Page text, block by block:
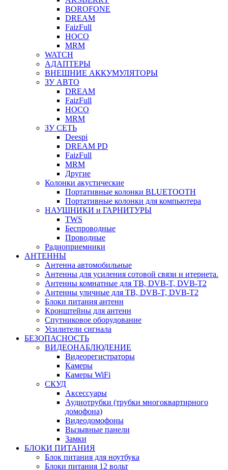
BOROFONE
DREAM
FaizFull
HOCO
MRM
WATCH
АДАПТЕРЫ
ВНЕШНИЕ АККУМУЛЯТОРЫ
ЗУ АВТО
DREAM
FaizFull
HOCO
MRM
ЗУ СЕТЬ
Deespi
DREAM PD
FaizFull
MRM
Другие
Колонки акустические
Портативные колонки BLUETOOTH
Портативные колонки для компьютера
НАУШНИКИ и ГАРНИТУРЫ
TWS
Беспроводные
Проводные
Радиоприемники
АНТЕННЫ
Антенна автомобильные
Антенны для усиления сотовой связи и итернета.
Антенны комнатные для ТВ, DVB-T, DVB-T2
Антенны уличные для ТВ, DVB-T, DVB-T2
Блоки питания антенн
Кронштейны для антенн
Спутниковое оборудование
Усилители сигнала
БЕЗОПАСНОСТЬ
ВИДЕОНАБЛЮДЕНИЕ
Видеорегистраторы
Камеры
Камеры WiFi
СКУД
Аксессуары
Аудиотрубки (трубки многоквартирного
домофона)
Видеодомофоны
Вызывные панели
Замки
БЛОКИ ПИТАНИЯ
Блок питания для ноутбука
Блоки питания 12 вольт